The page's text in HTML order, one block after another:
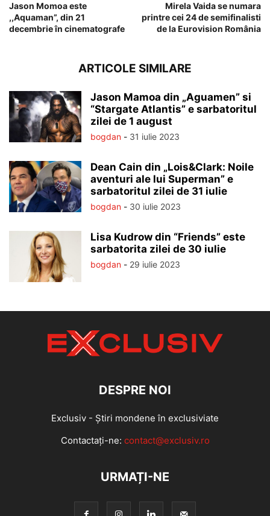
Jason Momoa este
,,Aquaman”, din 21
decembrie în cinematografe
Mirela Vaida se numara
printre cei 24 de semifinalisti
de la Eurovision România
ARTICOLE SIMILARE
Jason Mamoa din „Aguamen” si
“Stargate Atlantis” e sarbatoritul
zilei de 1 august
bogdan - 31 iulie 2023
Dean Cain din „Lois&Clark: Noile
aventuri ale lui Superman” e
sarbatoritul zilei de 31 iulie
bogdan - 30 iulie 2023
Lisa Kudrow din “Friends” este
sarbatorita zilei de 30 iulie
bogdan - 29 iulie 2023
DESPRE NOI
Exclusiv - Știri mondene în exclusiviate
Contactați-ne: contact@exclusiv.ro
URMAȚI-NE